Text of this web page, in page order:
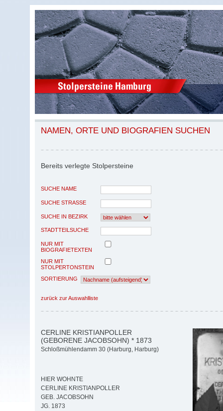
NAMEN, ORTE UND BIOGRAFIEN SUCHEN
Bereits verlegte Stolpersteine
SUCHE NAME
SUCHE STRASSE
SUCHE IN BEZIRK
STADTTEILSUCHE
NUR MIT
BIOGRAFIETEXTEN
NUR MIT
STOLPERTONSTEIN
SORTIERUNG
zurück zur Auswahlliste
CERLINE KRISTIANPOLLER
(GEBORENE JACOBSOHN) * 1873
Schloßmühlendamm 30 (Harburg, Harburg)
HIER WOHNTE
CERLINE KRISTIANPOLLER
GEB. JACOBSOHN
JG. 1873